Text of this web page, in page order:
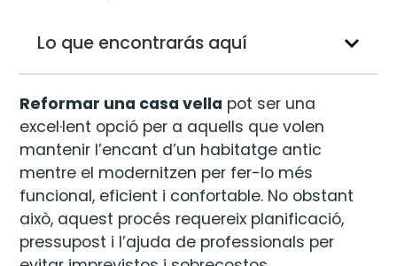
Lo que encontrarás aquí
Reformar una casa vella pot ser una
excel·lent opció per a aquells que volen
mantenir l’encant d’un habitatge antic
mentre el modernitzen per fer-lo més
funcional, eficient i confortable. No obstant
això, aquest procés requereix planificació,
pressupost i l’ajuda de professionals per